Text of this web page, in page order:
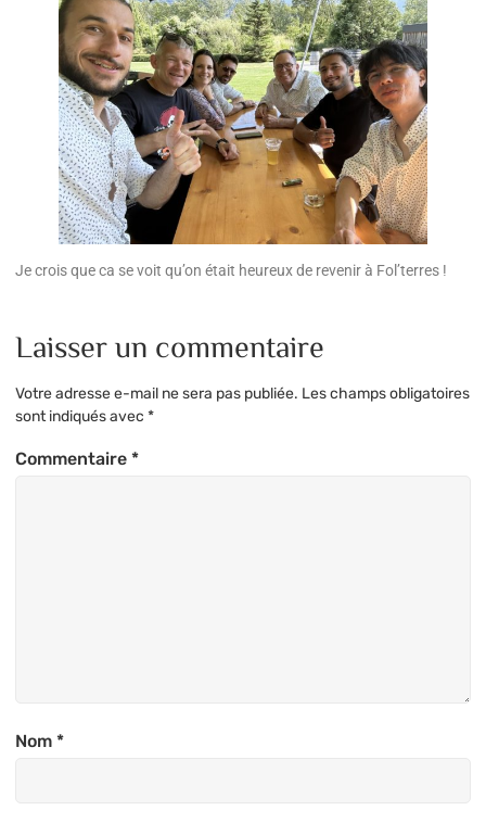
Je crois que ca se voit qu’on était heureux de revenir à Fol’terres !
Laisser un commentaire
Votre adresse e-mail ne sera pas publiée. Les champs obligatoires
sont indiqués avec *
Commentaire *
Nom *